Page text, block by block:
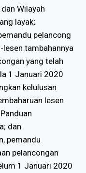
Wilayah
layak;
pelancong
tambahannya
yang telah
1 Januari 2020
kelulusan
lesen
dan
pemandu
pelancongan
1 Januari 2020